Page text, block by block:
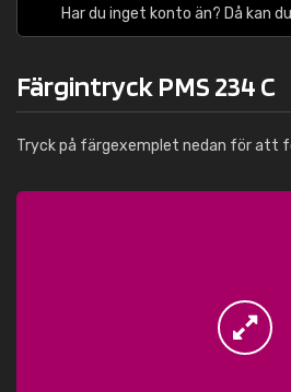
Har du inget konto än? Då kan du
Färgintryck PMS 234 C
Tryck på färgexemplet nedan för att